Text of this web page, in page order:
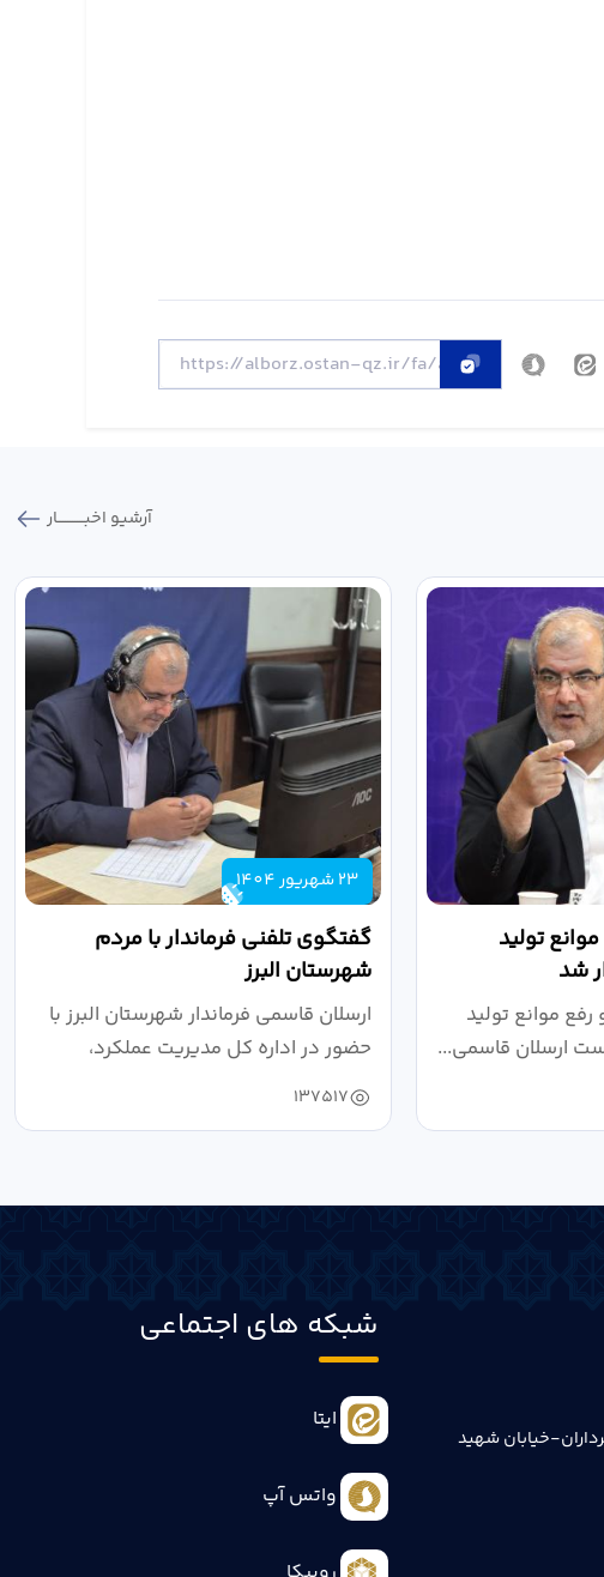
آرشیو اخبـــــــــــار
تولید
شد
موانع تولید
ارسلان قاسمی...
23 شهریور 1404
گفتگوی تلفنی فرماندار با مردم
شهرستان البرز
ارسلان قاسمی فرماندار شهرستان البرز با
حضور در اداره کل مدیریت عملکرد،
بازرسی...
137517
خیابان شهید
شبکه های اجتماعی
ایتا
واتس آپ